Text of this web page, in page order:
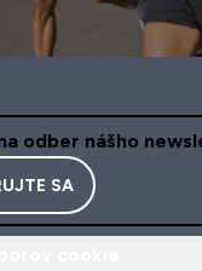
odber nášho
SA